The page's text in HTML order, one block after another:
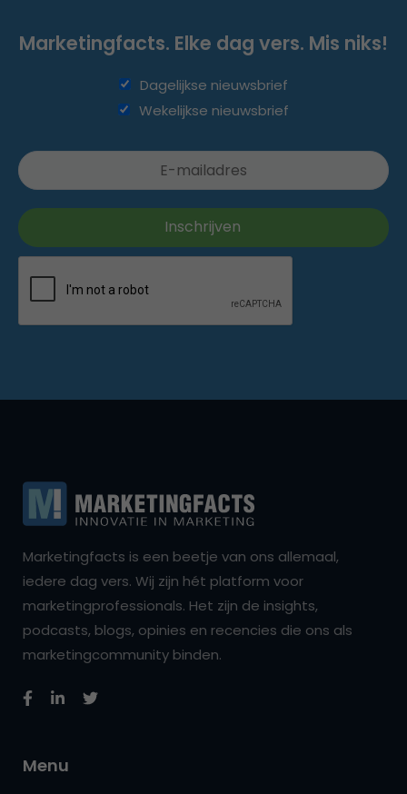
Marketingfacts. Elke dag vers. Mis niks!
Dagelijkse nieuwsbrief
Wekelijkse nieuwsbrief
Marketingfacts is een beetje van ons allemaal,
iedere dag vers. Wij zijn hét platform voor
marketingprofessionals. Het zijn de insights,
podcasts, blogs, opinies en recencies die ons als
marketingcommunity binden.
Menu